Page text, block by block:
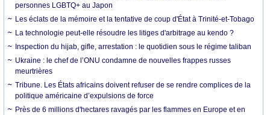
personnes LGBTQ+ au Japon
Les éclats de la mémoire et la tentative de coup d'État à Trinité-et-Tobago
La technologie peut-elle résoudre les litiges d'arbitrage au kendo ?
Inspection du hijab, gifle, arrestation : le quotidien sous le régime taliban
Ukraine : le chef de l’ONU condamne de nouvelles frappes russes
meurtrières
Tribune. Les États africains doivent refuser de se rendre complices de la
politique américaine d’expulsions de force
Près de 6 millions d'hectares ravagés par les flammes en Europe et en